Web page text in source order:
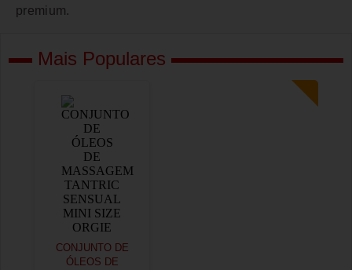
premium.
Mais Populares
CONJUNTO DE
ÓLEOS DE